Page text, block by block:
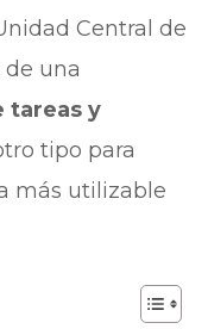
Central de
una
tareas y
tipo para
más utilizable